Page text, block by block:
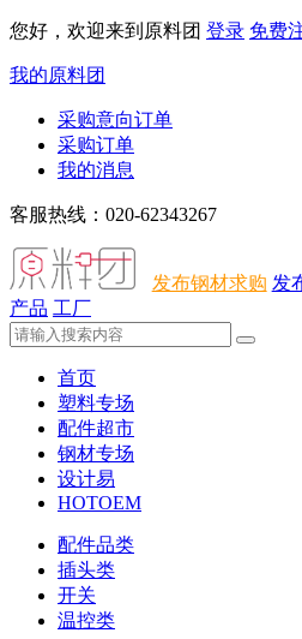
您好，欢迎来到原料团 登录 免费
我的原料团
采购意向订单
采购订单
我的消息
客服热线：020-62343267
发布钢材求购 发
产品 工厂
首页
塑料专场
配件超市
钢材专场
设计易
HOTOEM
配件品类
插头类
开关
温控类